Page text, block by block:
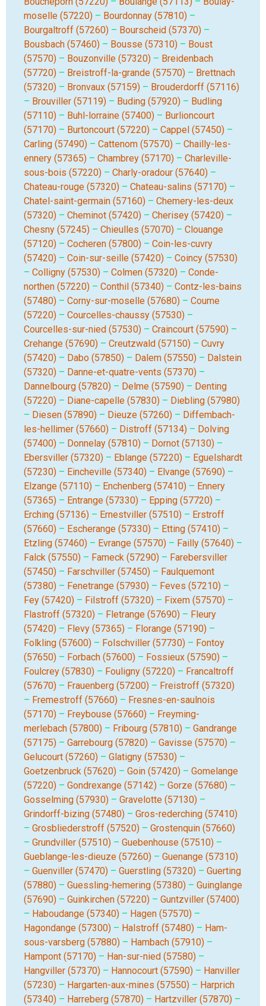
moselle (57220) – Bourdonnay (57810) –
Bourgaltroff (57260) – Bourscheid (57370) –
Bousbach (57460) – Bousse (57310) – Boust
(57570) – Bouzonville (57320) – Breidenbach
(57720) – Breistroff-la-grande (57570) – Brettnach
(57320) – Bronvaux (57159) – Brouderdorff (57116)
– Brouviller (57119) – Buding (57920) – Budling
(57110) – Buhl-lorraine (57400) – Burlioncourt
(57170) – Burtoncourt (57220) – Cappel (57450) –
Carling (57490) – Cattenom (57570) – Chailly-les-
ennery (57365) – Chambrey (57170) – Charleville-
sous-bois (57220) – Charly-oradour (57640) –
Chateau-rouge (57320) – Chateau-salins (57170) –
Chatel-saint-germain (57160) – Chemery-les-deux
(57320) – Cheminot (57420) – Cherisey (57420) –
Chesny (57245) – Chieulles (57070) – Clouange
(57120) – Cocheren (57800) – Coin-les-cuvry
(57420) – Coin-sur-seille (57420) – Coincy (57530)
– Colligny (57530) – Colmen (57320) – Conde-
northen (57220) – Conthil (57340) – Contz-les-bains
(57480) – Corny-sur-moselle (57680) – Coume
(57220) – Courcelles-chaussy (57530) –
Courcelles-sur-nied (57530) – Craincourt (57590) –
Crehange (57690) – Creutzwald (57150) – Cuvry
(57420) – Dabo (57850) – Dalem (57550) – Dalstein
(57320) – Danne-et-quatre-vents (57370) –
Dannelbourg (57820) – Delme (57590) – Denting
(57220) – Diane-capelle (57830) – Diebling (57980)
– Diesen (57890) – Dieuze (57260) – Diffembach-
les-hellimer (57660) – Distroff (57134) – Dolving
(57400) – Donnelay (57810) – Dornot (57130) –
Ebersviller (57320) – Eblange (57220) – Eguelshardt
(57230) – Eincheville (57340) – Elvange (57690) –
Elzange (57110) – Enchenberg (57410) – Ennery
(57365) – Entrange (57330) – Epping (57720) –
Erching (57136) – Ernestviller (57510) – Erstroff
(57660) – Escherange (57330) – Etting (57410) –
Etzling (57460) – Evrange (57570) – Failly (57640) –
Falck (57550) – Fameck (57290) – Farebersviller
(57450) – Farschviller (57450) – Faulquemont
(57380) – Fenetrange (57930) – Feves (57210) –
Fey (57420) – Filstroff (57320) – Fixem (57570) –
Flastroff (57320) – Fletrange (57690) – Fleury
(57420) – Flevy (57365) – Florange (57190) –
Folkling (57600) – Folschviller (57730) – Fontoy
(57650) – Forbach (57600) – Fossieux (57590) –
Foulcrey (57830) – Fouligny (57220) – Francaltroff
(57670) – Frauenberg (57200) – Freistroff (57320)
– Fremestroff (57660) – Fresnes-en-saulnois
(57170) – Freybouse (57660) – Freyming-
merlebach (57800) – Fribourg (57810) – Gandrange
(57175) – Garrebourg (57820) – Gavisse (57570) –
Gelucourt (57260) – Glatigny (57530) –
Goetzenbruck (57620) – Goin (57420) – Gomelange
(57220) – Gondrexange (57142) – Gorze (57680) –
Gosselming (57930) – Gravelotte (57130) –
Grindorff-bizing (57480) – Gros-rederching (57410)
– Grosbliederstroff (57520) – Grostenquin (57660)
– Grundviller (57510) – Guebenhouse (57510) –
Gueblange-les-dieuze (57260) – Guenange (57310)
– Guenviller (57470) – Guerstling (57320) – Guerting
(57880) – Guessling-hemering (57380) – Guinglange
(57690) – Guinkirchen (57220) – Guntzviller (57400)
– Haboudange (57340) – Hagen (57570) –
Hagondange (57300) – Halstroff (57480) – Ham-
sous-varsberg (57880) – Hambach (57910) –
Hampont (57170) – Han-sur-nied (57580) –
Hangviller (57370) – Hannocourt (57590) – Hanviller
(57230) – Hargarten-aux-mines (57550) – Harprich
(57340) – Harreberg (57870) – Hartzviller (57870) –